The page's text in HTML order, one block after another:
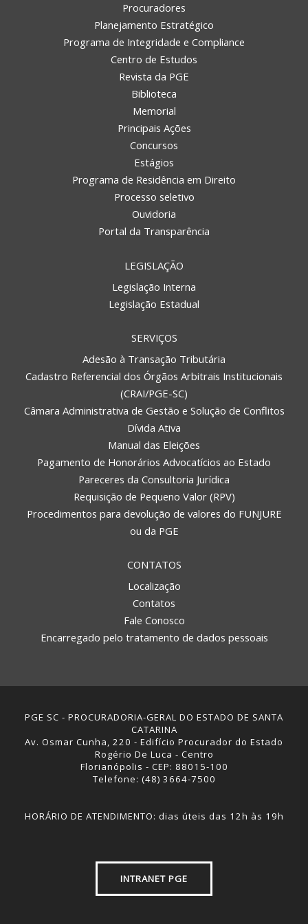
Procuradores
Planejamento Estratégico
Programa de Integridade e Compliance
Centro de Estudos
Revista da PGE
Biblioteca
Memorial
Principais Ações
Concursos
Estágios
Programa de Residência em Direito
Processo seletivo
Ouvidoria
Portal da Transparência
LEGISLAÇÃO
Legislação Interna
Legislação Estadual
SERVIÇOS
Adesão à Transação Tributária
Cadastro Referencial dos Órgãos Arbitrais Institucionais
(CRAI/PGE-SC)
Câmara Administrativa de Gestão e Solução de Conflitos
Dívida Ativa
Manual das Eleições
Pagamento de Honorários Advocatícios ao Estado
Pareceres da Consultoria Jurídica
Requisição de Pequeno Valor (RPV)
Procedimentos para devolução de valores do FUNJURE
ou da PGE
CONTATOS
Localização
Contatos
Fale Conosco
Encarregado pelo tratamento de dados pessoais
PGE SC - PROCURADORIA-GERAL DO ESTADO DE SANTA
CATARINA
Av. Osmar Cunha, 220 - Edifício Procurador do Estado
Rogério De Luca - Centro
Florianópolis - CEP: 88015-100
Telefone: (48) 3664-7500
HORÁRIO DE ATENDIMENTO: dias úteis das 12h às 19h
INTRANET PGE